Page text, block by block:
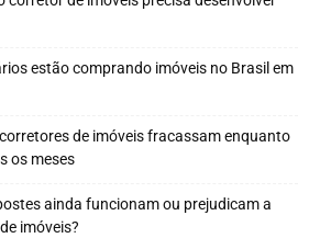
estão comprando imóveis no Brasil em
de imóveis fracassam enquanto
os meses
ainda funcionam ou prejudicam a
imóveis?